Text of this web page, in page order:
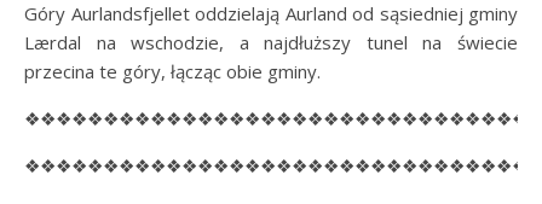
Góry Aurlandsfjellet oddzielają Aurland od sąsiedniej gminy
Lærdal na wschodzie, a najdłuższy tunel na świecie
przecina te góry, łącząc obie gminy.